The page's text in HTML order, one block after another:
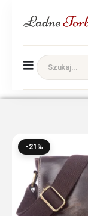
-21%